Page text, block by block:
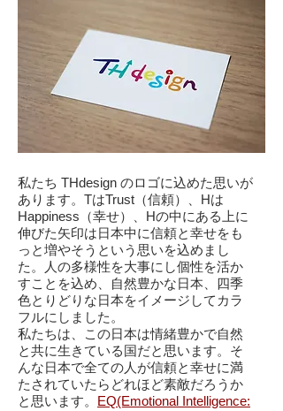
私たち THdesign のロゴに込めた思いが
あります。TはTrust（信頼）、Hは
Happiness（幸せ）、Hの中にある上に
伸びた矢印は日本中に信頼と幸せをも
っと増やそうという思いを込めまし
た。人の多様性を大事にし個性を活か
すことを込め、自然豊かな日本、四季
色とりどりな日本をイメージしてカラ
フルにしました。
私たちは、この日本は情緒豊かで自然
と共に生きている国だと思います。そ
んな日本で全ての人が信頼と幸せに満
たされていたらどれほど素敵だろうか
と思います。 EQ(Emotional Intelligence: